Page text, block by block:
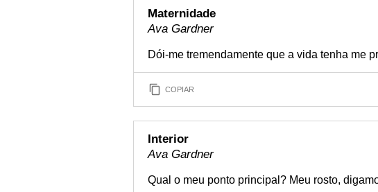
Maternidade
Ava Gardner
Dói-me tremendamente que a vida tenha me
COPIAR
Interior
Ava Gardner
Qual o meu ponto principal? Meu rosto,